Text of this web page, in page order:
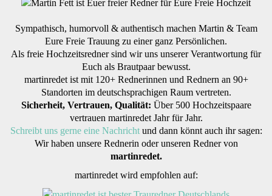
Sympathisch, humorvoll & authentisch machen Martin & Team
Eure Freie Trauung zu einer ganz Persönlichen.
Als freie Hochzeitsredner sind wir uns unserer Verantwortung für
Euch als Brautpaar bewusst.
martinredet ist mit 120+ Rednerinnen und Rednern an 90+
Standorten im deutschsprachigen Raum vertreten.
Sicherheit, Vertrauen, Qualität: Über 500 Hochzeitspaare
vertrauen martinredet Jahr für Jahr.
Schreibt uns gerne eine Nachrichtund dann könnt auch ihr sagen:
Wir haben unsere Rednerin oder unseren Redner von
martinredet.
martinredet wird empfohlen auf: